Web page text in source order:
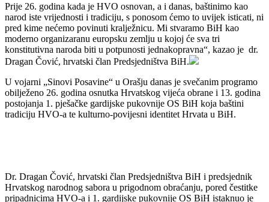
Prije 26. godina kada je HVO osnovan, a i danas, baštinimo kao
narod iste vrijednosti i tradiciju, s ponosom ćemo to uvijek isticati, ni
pred kime nećemo povinuti kralježnicu. Mi stvaramo BiH kao
moderno organizaranu europsku zemlju u kojoj će sva tri
konstitutivna naroda biti u potpunosti jednakopravna“, kazao je dr.
Dragan Čović, hrvatski član Predsjedništva BiH.
U vojarni „Sinovi Posavine“ u Orašju danas je svečanim programo
obilježeno 26. godina osnutka Hrvatskog vijeća obrane i 13. godina
postojanja 1. pješačke gardijske pukovnije OS BiH koja baštini
tradiciju HVO-a te kulturno-povijesni identitet Hrvata u BiH.
Dr. Dragan Čović, hrvatski član Predsjedništva BiH i predsjednik
Hrvatskog narodnog sabora u prigodnom obraćanju, pored čestitke
pripadnicima HVO-a i 1. gardijske pukovnije OS BiH istaknuo je